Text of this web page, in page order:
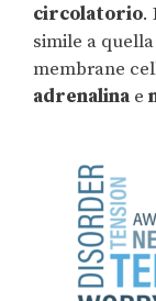
circolatorio.
simile a
membrane
adrenalina e